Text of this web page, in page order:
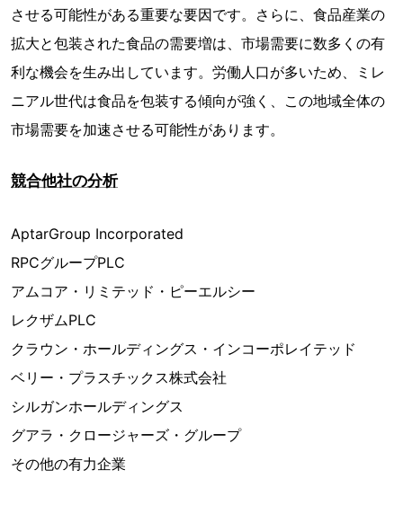
させる可能性がある重要な要因です。さらに、食品産業の
拡大と包装された食品の需要増は、市場需要に数多くの有
利な機会を生み出しています。労働人口が多いため、ミレ
ニアル世代は食品を包装する傾向が強く、この地域全体の
市場需要を加速させる可能性があります。
競合他社の分析
AptarGroup Incorporated
RPCグループPLC
アムコア・リミテッド・ピーエルシー
レクザムPLC
クラウン・ホールディングス・インコーポレイテッド
ベリー・プラスチックス株式会社
シルガンホールディングス
グアラ・クロージャーズ・グループ
その他の有力企業